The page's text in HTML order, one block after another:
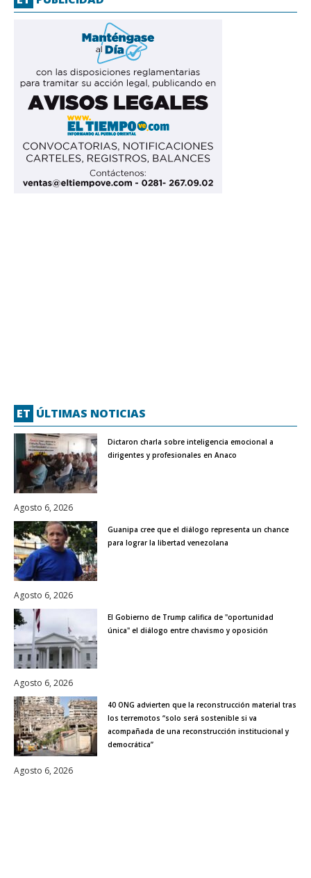
ET ÚLTIMAS NOTICIAS
Dictaron charla sobre inteligencia emocional a
dirigentes y profesionales en Anaco
Agosto 6, 2026
Guanipa cree que el diálogo representa un chance
para lograr la libertad venezolana
Agosto 6, 2026
El Gobierno de Trump califica de "oportunidad
única" el diálogo entre chavismo y oposición
Agosto 6, 2026
40 ONG advierten que la reconstrucción material tras
los terremotos “solo será sostenible si va
acompañada de una reconstrucción institucional y
democrática”
Agosto 6, 2026